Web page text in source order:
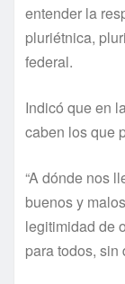
entender la
pluriétnica,
federal.
Indicó que en
caben los que
“A dónde nos
buenos y
legitimidad de
para todos, sin